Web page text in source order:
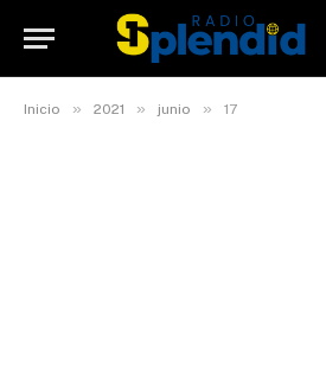
Inicio » 2021 » junio » 17